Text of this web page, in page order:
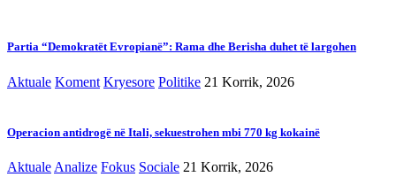
Partia “Demokratët Evropianë”: Rama dhe Berisha duhet të largohen
Aktuale Koment Kryesore Politike 21 Korrik, 2026
Operacion antidrogë në Itali, sekuestrohen mbi 770 kg kokainë
Aktuale Analize Fokus Sociale 21 Korrik, 2026